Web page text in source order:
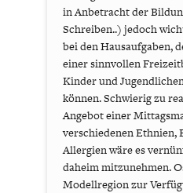
in Anbetracht der
Schreiben..) jedoch
bei den Hausaufgaben,
einer sinnvollen
Kinder und
können. Schwierig zu
Angebot einer
verschiedenen Ethnien,
Allergien wäre es
daheim mitzunehmen.
Modellregion zur